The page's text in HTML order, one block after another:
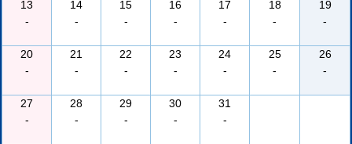
13
-
14
-
15
-
16
-
17
-
18
-
19
-
20
-
21
-
22
-
23
-
24
-
25
-
26
-
27
-
28
-
29
-
30
-
31
-